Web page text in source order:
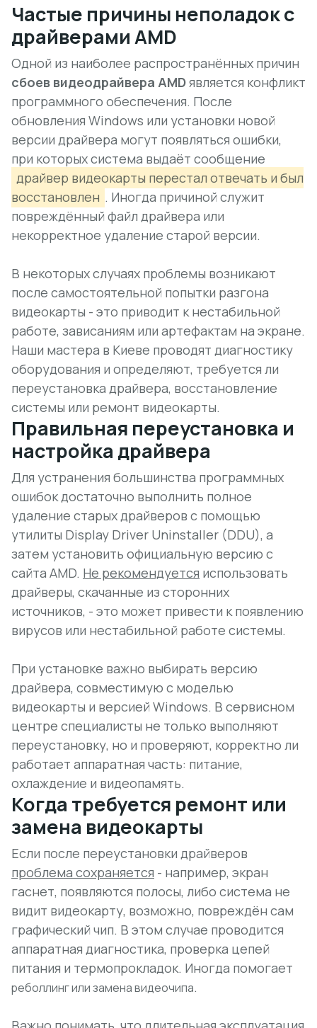
Частые причины неполадок с
драйверами AMD
Одной из наиболее распространённых причин
сбоев видеодрайвера AMDявляется конфликт
программного обеспечения. После
обновления Windows или установки новой
версии драйвера могут появляться ошибки,
при которых система выдаёт сообщение
драйвер видеокарты перестал отвечать и был
восстановлен . Иногда причиной служит
повреждённый файл драйвера или
некорректное удаление старой версии.
В некоторых случаях проблемы возникают
после самостоятельной попытки разгона
видеокарты - это приводит к нестабильной
работе, зависаниям или артефактам на экране.
Наши мастера в Киеве проводят диагностику
оборудования и определяют, требуется ли
переустановка драйвера, восстановление
системы или ремонт видеокарты.
Правильная переустановка и
настройка драйвера
Для устранения большинства программных
ошибок достаточно выполнить полное
удаление старых драйверов с помощью
утилиты Display Driver Uninstaller (DDU), а
затем установить официальную версию с
сайта AMD. Не рекомендуется использовать
драйверы, скачанные из сторонних
источников, - это может привести к появлению
вирусов или нестабильной работе системы.
При установке важно выбирать версию
драйвера, совместимую с моделью
видеокарты и версией Windows. В сервисном
центре специалисты не только выполняют
переустановку, но и проверяют, корректно ли
работает аппаратная часть: питание,
охлаждение и видеопамять.
Когда требуется ремонт или
замена видеокарты
Если после переустановки драйверов
проблема сохраняется - например, экран
гаснет, появляются полосы, либо система не
видит видеокарту, возможно, повреждён сам
графический чип. В этом случае проводится
аппаратная диагностика, проверка цепей
питания и термопрокладок. Иногда помогает
реболлинг или замена видеочипа.